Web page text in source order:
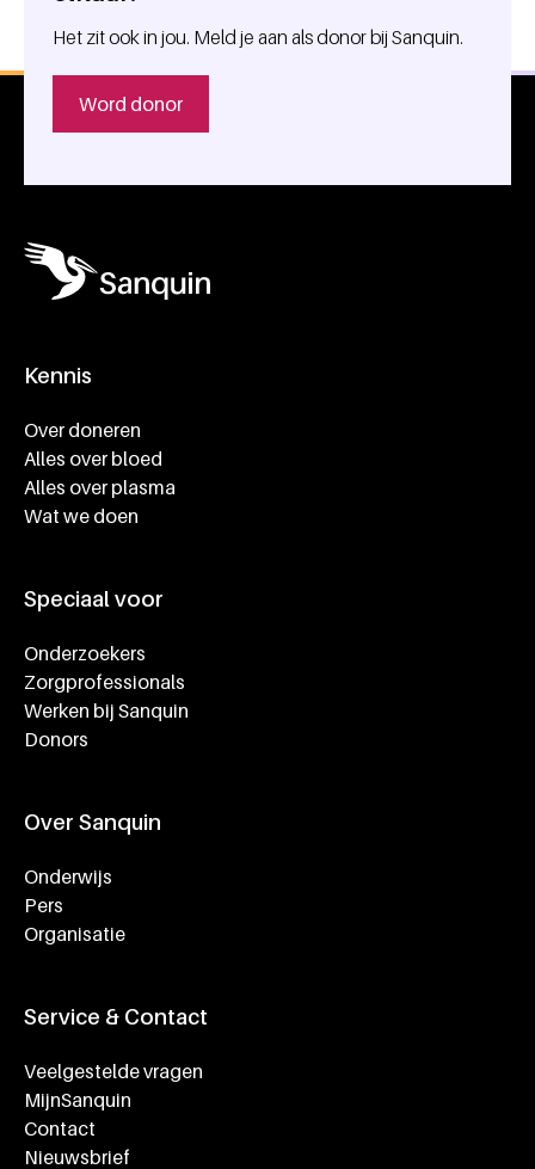
Het zit ook in jou. Meld je aan als donor bij Sanquin.
Word donor
Kennis
Over doneren
Alles over bloed
Alles over plasma
Wat we doen
Speciaal voor
Onderzoekers
Zorgprofessionals
Werken bij Sanquin
Donors
Over Sanquin
Onderwijs
Pers
Organisatie
Service & Contact
Veelgestelde vragen
MijnSanquin
Contact
Nieuwsbrief